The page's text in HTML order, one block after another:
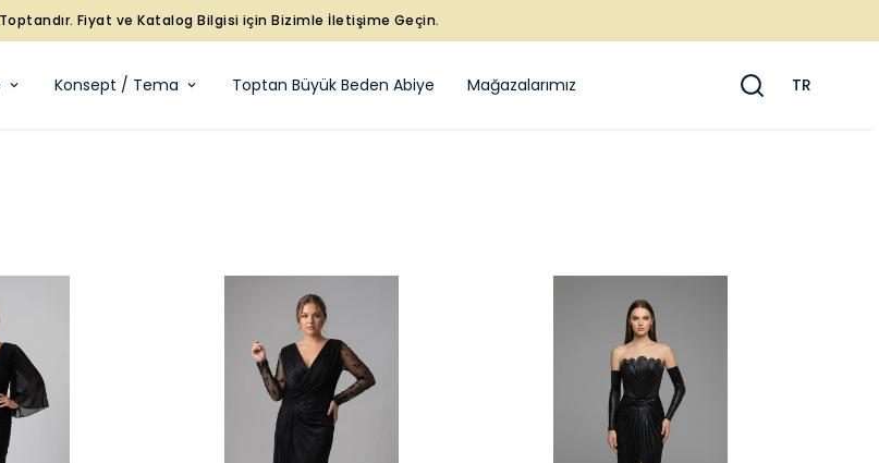
Toptandır. Fiyat ve Katalog Bilgisi için Bizimle İletişime Geçin.
Konsept / Tema Toptan Büyük Beden Abiye Mağazalarımız TR